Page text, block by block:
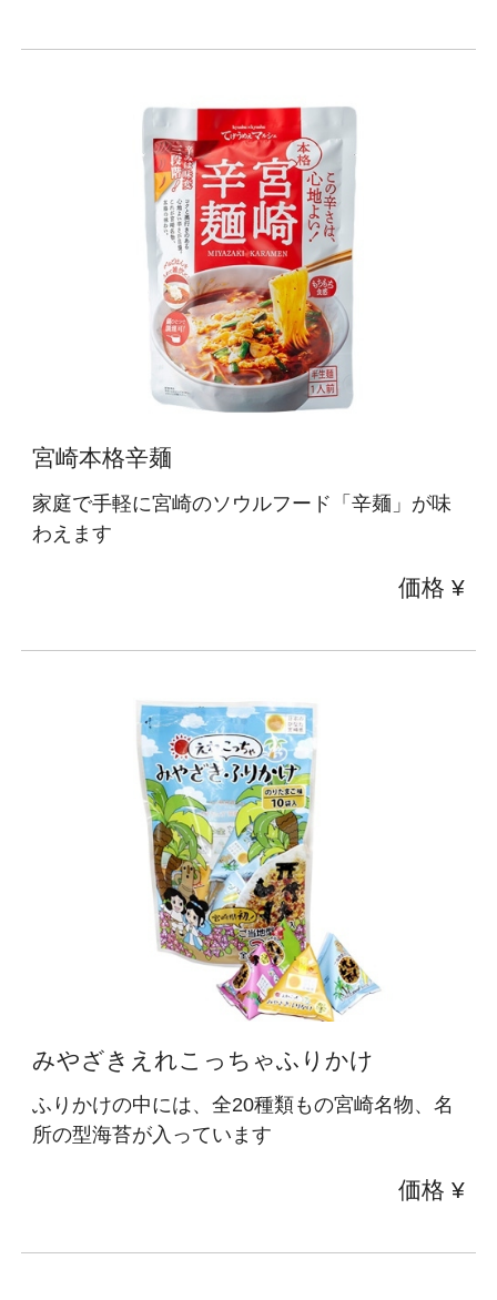
宮崎本格辛麺
家庭で手軽に宮崎のソウルフード「辛麺」が味
わえます
価格 ¥
みやざきえれこっちゃふりかけ
ふりかけの中には、全20種類もの宮崎名物、名
所の型海苔が入っています
価格 ¥